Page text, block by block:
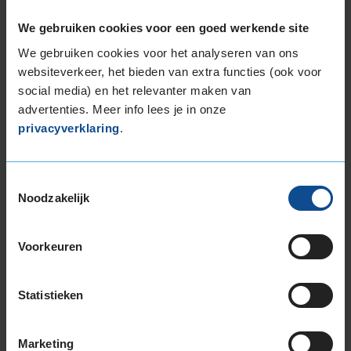
We gebruiken cookies voor een goed werkende site
We gebruiken cookies voor het analyseren van ons
websiteverkeer, het bieden van extra functies (ook voor
social media) en het relevanter maken van
advertenties. Meer info lees je in onze
privacyverklaring.
Noodzakelijk
Voorkeuren
Statistieken
Marketing
weersomstandigheden.
De band heeft een extern rolgeluid van 71 dB
met B-notering, wat betekent dat deze band
een normale geluidsproductie heeft.
Wil je nog meer informatie over het
bandenlabel van deze band, klik danhier
Kies je
bandenmaat omvang (inch)